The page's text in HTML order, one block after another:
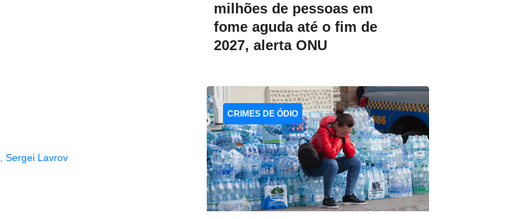
Sergei Lavrov
milhões de pessoas em
fome aguda até o fim de
2027, alerta ONU
CRIMES DE ÓDIO